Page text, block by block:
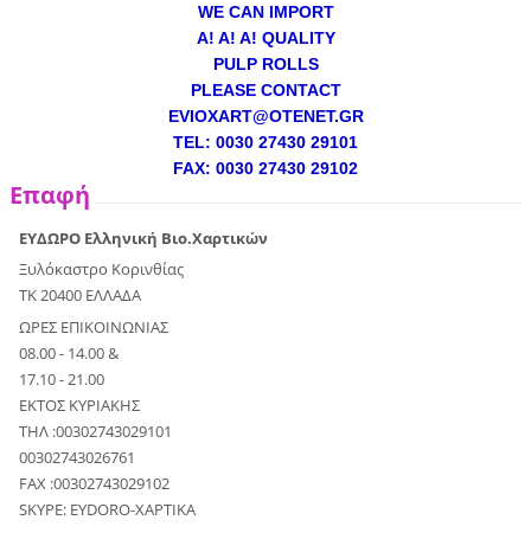
WE CAN IMPORT
A! A! A! QUALITY
PULP ROLLS
PLEASE CONTACT
EVIOXART@OTENET.GR
TEL: 0030 27430 29101
FAX: 0030 27430 29102
Επαφή
ΕΥΔΩΡΟ Ελληνική Βιο.Χαρτικών
Ξυλόκαστρο Κορινθίας
ΤΚ 20400 ΕΛΛΑΔΑ
ΩΡΕΣ ΕΠΙΚΟΙΝΩΝΙΑΣ
08.00 - 14.00 &
17.10 - 21.00
ΕΚΤΟΣ ΚΥΡΙΑΚΗΣ
ΤΗΛ :00302743029101
00302743026761
FAX :00302743029102
SKYPE: EYDORO-XAPTIKA